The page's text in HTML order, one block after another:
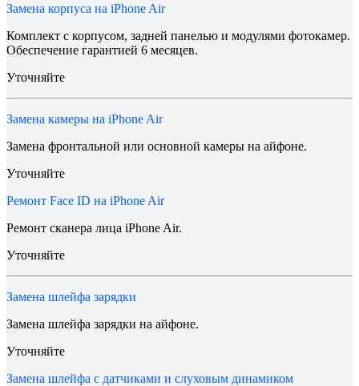
Замена корпуса на iPhone Air
Комплект с корпусом, задней панелью и модулями фотокамер.
Обеспечение гарантией 6 месяцев.
Уточняйте
Замена камеры на iPhone Air
Замена фронтальной или основной камеры на айфоне.
Уточняйте
Ремонт Face ID на iPhone Air
Ремонт сканера лица iPhone Air.
Уточняйте
Замена шлейфа зарядки
Замена шлейфа зарядки на айфоне.
Уточняйте
Замена шлейфа с датчиками и слуховым динамиком